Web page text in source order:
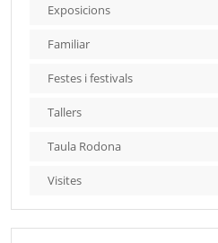
Exposicions
Familiar
Festes i festivals
Tallers
Taula Rodona
Visites